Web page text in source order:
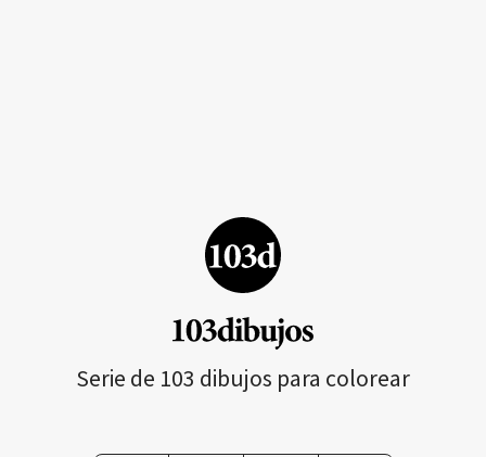
Serie de 103 dibujos para colorear